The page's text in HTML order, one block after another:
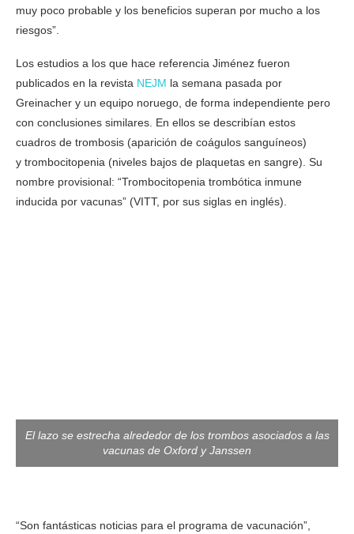
muy poco probable y los beneficios superan por mucho a los
riesgos”.
Los estudios a los que hace referencia Jiménez fueron
publicados en la revista NEJM la semana pasada por
Greinacher y un equipo noruego, de forma independiente pero
con conclusiones similares. En ellos se describían estos
cuadros de trombosis (aparición de coágulos sanguíneos)
y trombocitopenia (niveles bajos de plaquetas en sangre). Su
nombre provisional: “Trombocitopenia trombótica inmune
inducida por vacunas” (VITT, por sus siglas en inglés).
El lazo se estrecha alrededor de los trombos asociados a las
vacunas de Oxford y Janssen
“Son fantásticas noticias para el programa de vacunación”,